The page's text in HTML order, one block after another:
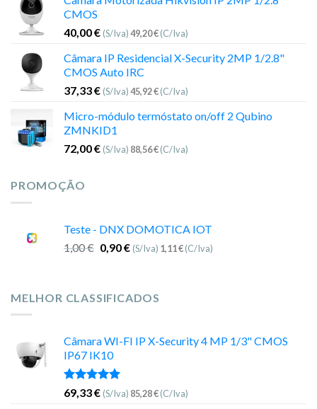
CMOS
40,00€ (S/Iva)49,20€(C/Iva)
Câmara IP Residencial X-Security 2MP 1/2.8"
CMOS Auto IRC
37,33€ (S/Iva)45,92€(C/Iva)
Micro-módulo termóstato on/off 2 Qubino
ZMNKID1
72,00€ (S/Iva) 88,56€(C/Iva)
PROMOÇÃO
Teste - DNX DOMOTICA IOT
1,00€ 0,90€ (S/Iva) 1,11€(C/Iva)
MELHOR CLASSIFICADOS
Câmara WI-FI IP X-Security 4 MP 1/3" CMOS
IP67 IK10
Avaliação
5.00
de 5
69,33€ (S/Iva) 85,28€(C/Iva)